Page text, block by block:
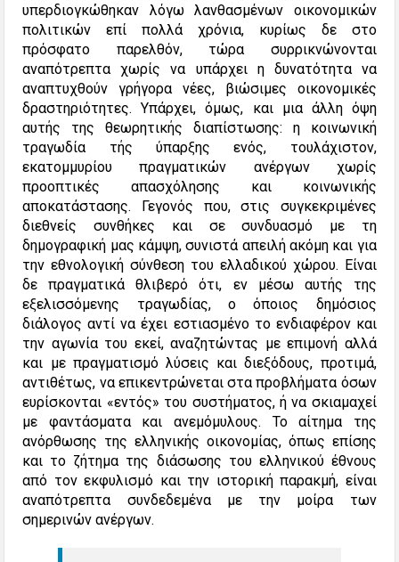
υπερδιογκώθηκαν λόγω λανθασμένων οικονομικών
πολιτικών επί πολλά χρόνια, κυρίως δε στο
πρόσφατο παρελθόν, τώρα συρρικνώνονται
αναπότρεπτα χωρίς να υπάρχει η δυνατότητα να
αναπτυχθούν γρήγορα νέες, βιώσιμες οικονομικές
δραστηριότητες. Υπάρχει, όμως, και μια άλλη όψη
αυτής της θεωρητικής διαπίστωσης: η κοινωνική
τραγωδία τής ύπαρξης ενός, τουλάχιστον,
εκατομμυρίου πραγματικών ανέργων χωρίς
προοπτικές απασχόλησης και κοινωνικής
αποκατάστασης. Γεγονός που, στις συγκεκριμένες
διεθνείς συνθήκες και σε συνδυασμό με τη
δημογραφική μας κάμψη, συνιστά απειλή ακόμη και για
την εθνολογική σύνθεση του ελλαδικού χώρου. Είναι
δε πραγματικά θλιβερό ότι, εν μέσω αυτής της
εξελισσόμενης τραγωδίας, ο όποιος δημόσιος
διάλογος αντί να έχει εστιασμένο το ενδιαφέρον και
την αγωνία του εκεί, αναζητώντας με επιμονή αλλά
και με πραγματισμό λύσεις και διεξόδους, προτιμά,
αντιθέτως, να επικεντρώνεται στα προβλήματα όσων
ευρίσκονται «εντός» του συστήματος, ή να σκιαμαχεί
με φαντάσματα και ανεμόμυλους. Το αίτημα της
ανόρθωσης της ελληνικής οικονομίας, όπως επίσης
και το ζήτημα της διάσωσης του ελληνικού έθνους
από τον εκφυλισμό και την ιστορική παρακμή, είναι
αναπότρεπτα συνδεδεμένα με την μοίρα των
σημερινών ανέργων.